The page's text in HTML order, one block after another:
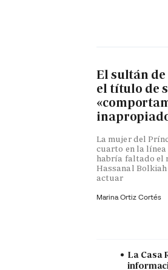
El sultán
el título de
La mujer del
cuarto en la línea
habría faltado el
Hassanal Bolkiah
actuar
Marina Ortiz Cortés
La Casa